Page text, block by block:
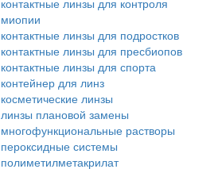
контактные линзы для контроля
миопии
контактные линзы для подростков
контактные линзы для пресбиопов
контактные линзы для спорта
контейнер для линз
косметические линзы
линзы плановой замены
многофункциональные растворы
пероксидные системы
полиметилметакрилат